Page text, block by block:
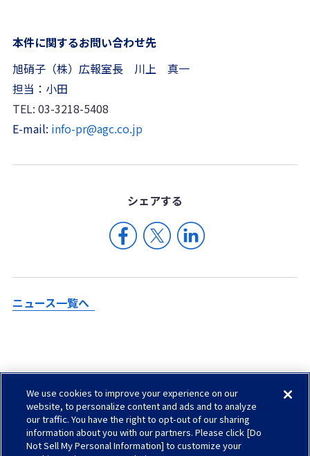
本件に関するお問い合わせ先
旭硝子（株）広報室長 川上 真一
担当：小田
TEL: 03-3218-5408
E-mail: info-pr@agc.co.jp
シェアする
ニュース一覧へ
Check in AGC
サイトマップ
ソーシャルメディアについて
We use cookies to improve your experience on our
website, to personalize content and ads and to analyze
our traffic. You have the right to opt-out of our sharing
information about you with our partners. Please click [Do
Not Sell My Personal Information] to customize your